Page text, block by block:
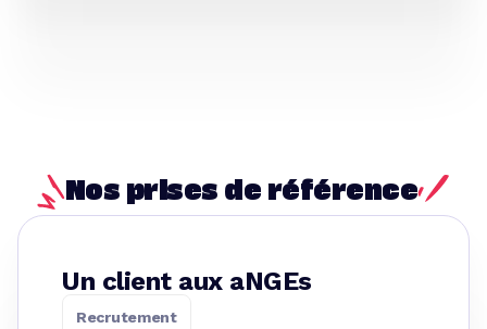
Nos prises de référence
Un client aux aNGEs
Recrutement